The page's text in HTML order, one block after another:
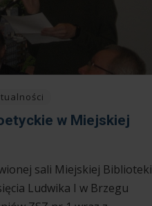
w Miejskiej
sali Miejskiej Biblioteki
Ludwika I w Brzegu